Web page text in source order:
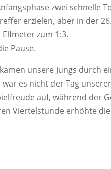
zwei schnelle
erzielen, aber in der
zum 1:3.
Pause.
unsere Jungs durch
es nicht der Tag
auf, während der
Viertelstunde erhöhte